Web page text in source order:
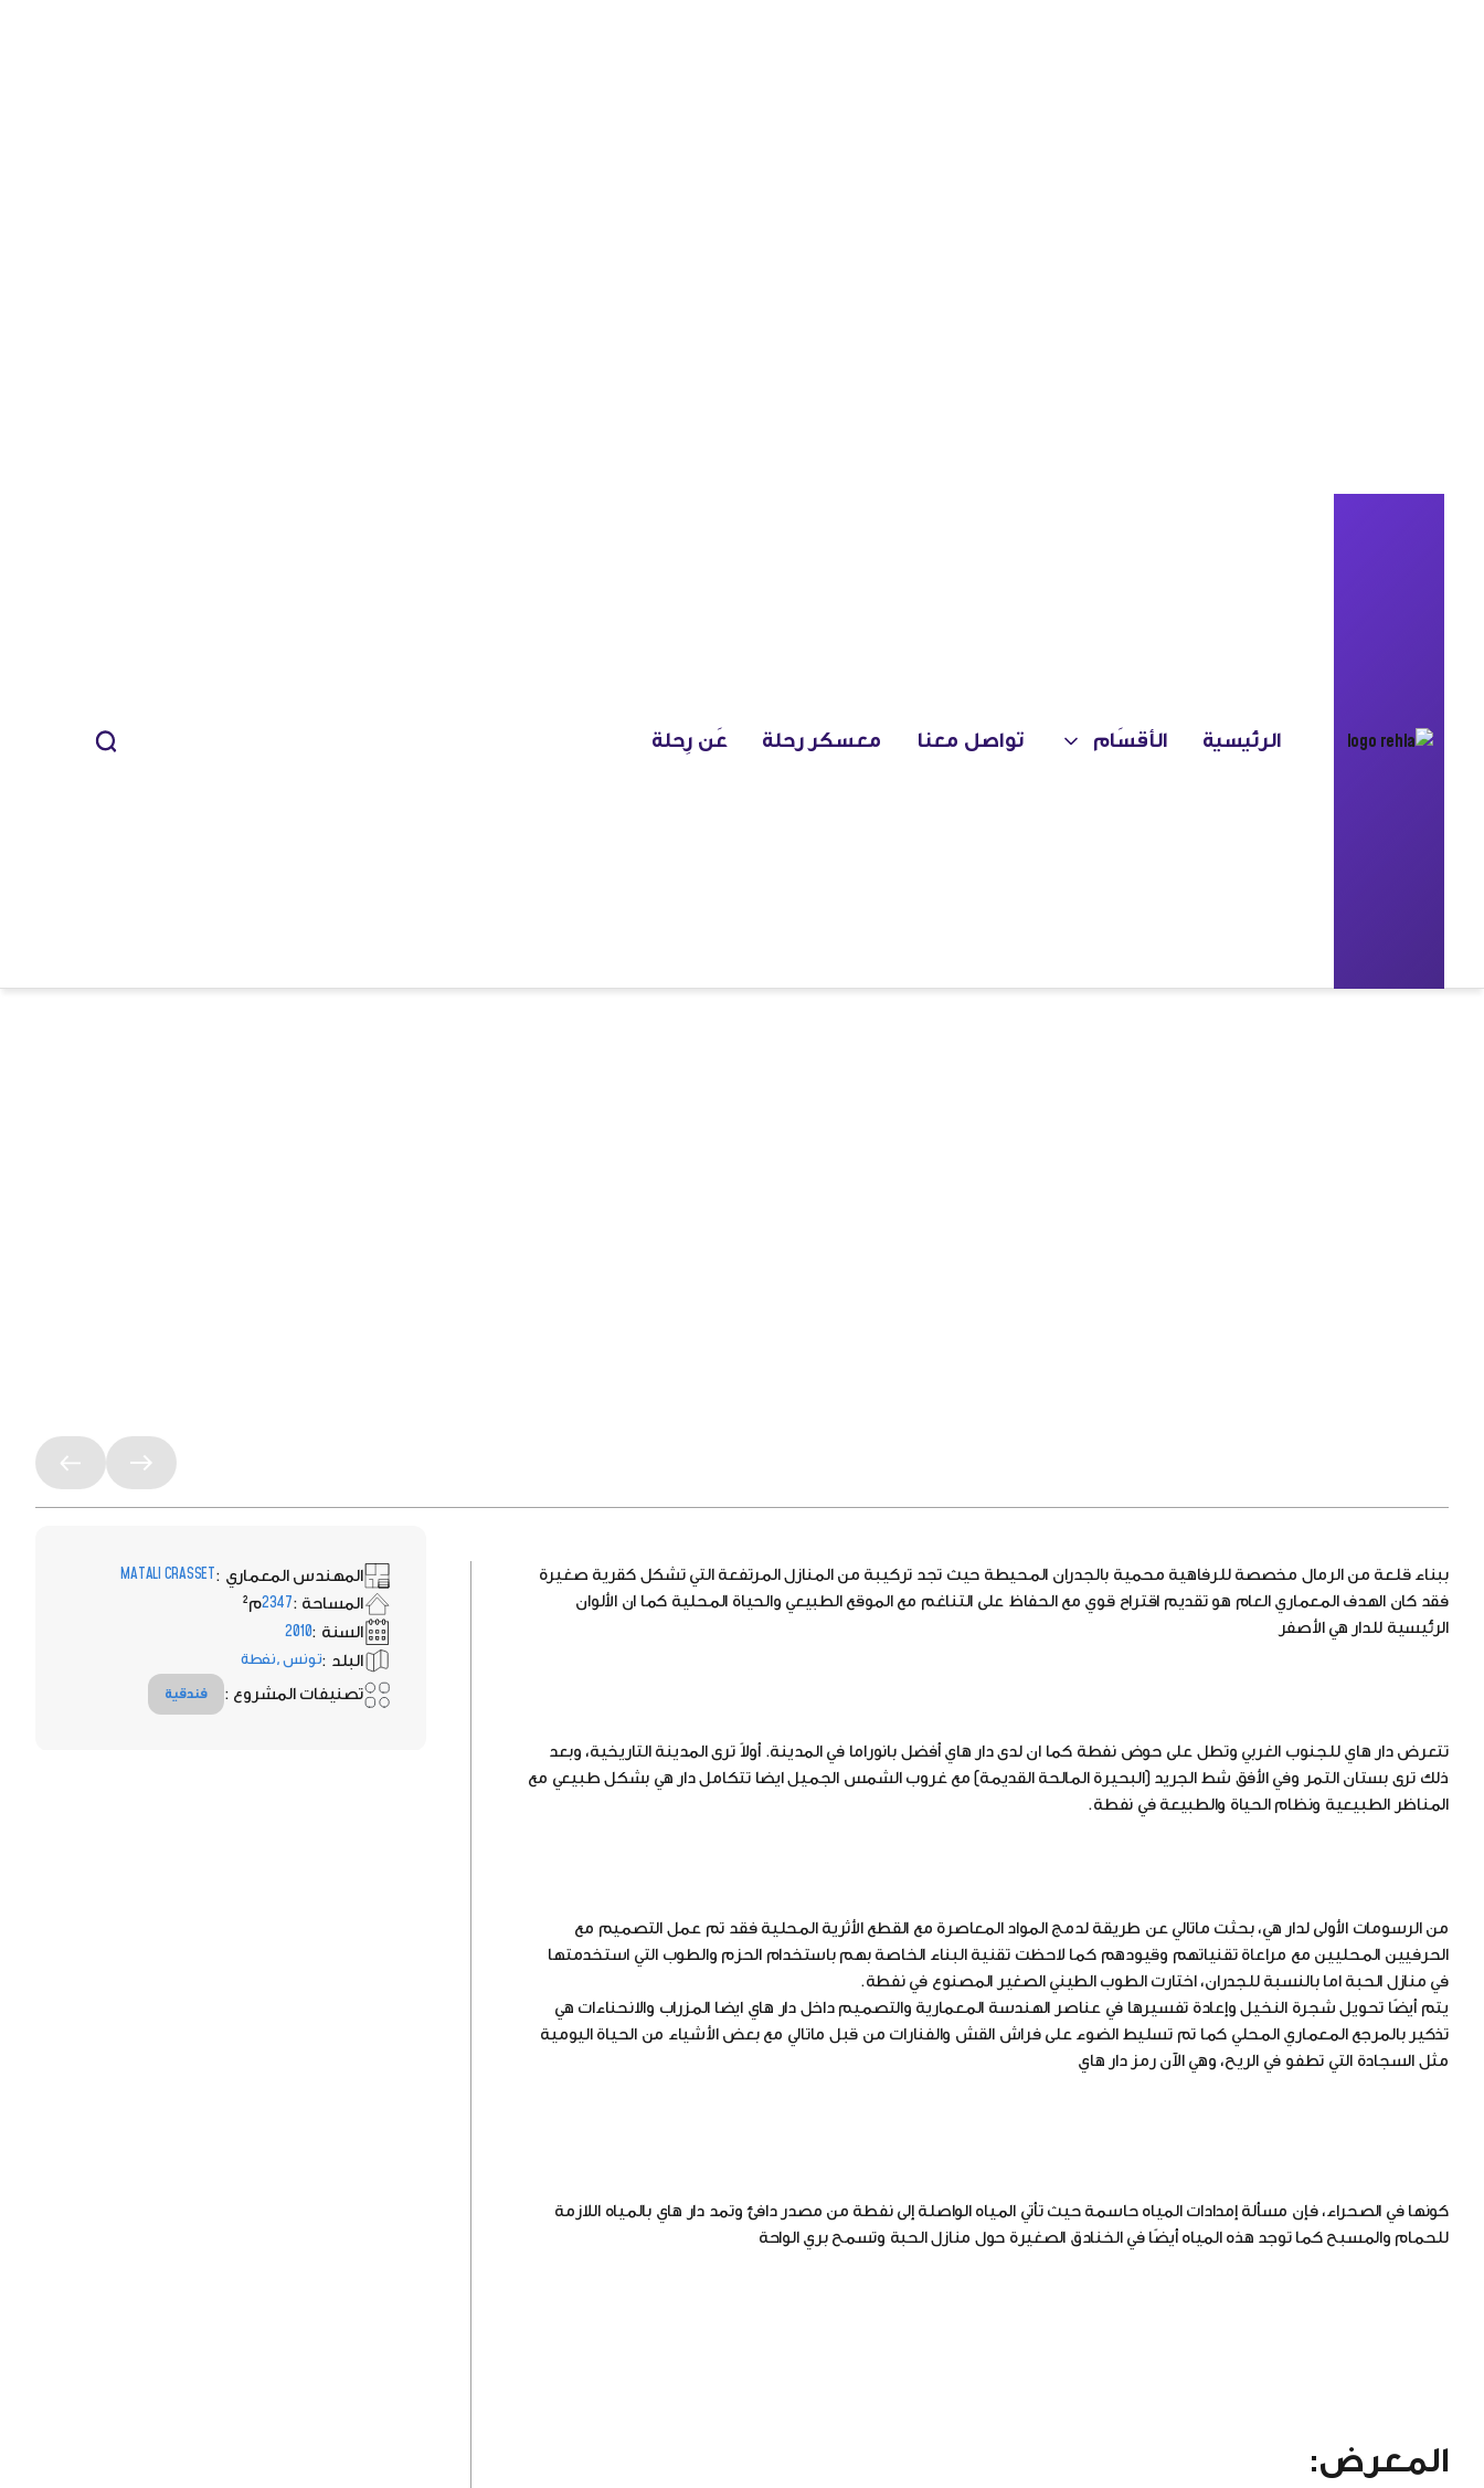
الرئيسية الأقسَام تواصل معنا معسكر رحلة عَن رِحلة MATALI CRASSET
المهندس المعماري :MATALI CRASSET
المساحة :2347م²
السنة :2010
البلد :تونس ,نفطة
تصنيفات المشروع : فندقية
ببناء قلعة من الرمال مخصصة للرفاهية محمية بالجدران المحيطة حيث تجد تركيبة من المنازل المرتفعة التي تشكل كقرية صغيرة
فقد كان الهدف المعماري العام هو تقديم اقتراح قوي مع الحفاظ على التناغم مع الموقع الطبيعي والحياة المحلية كما ان الألوان
الرئيسية للدار هي الأصفر
تتعرض دار هاي للجنوب الغربي وتطل على حوض نفطة كما ان لدى دار هاي أفضل بانوراما في المدينة. أولاً ترى المدينة التاريخية، وبعد
ذلك ترى بستان التمر وفي الأفق شط الجريد (البحيرة المالحة القديمة) مع غروب الشمس الجميل ايضا تتكامل دار هي بشكل طبيعي مع
المناظر الطبيعية ونظام الحياة والطبيعة في نفطة.
من الرسومات الأولى لدار هي، بحثت ماتالي عن طريقة لدمج المواد المعاصرة مع القطع الأثرية المحلية فقد تم عمل التصميم مع
الحرفيين المحليين مع مراعاة تقنياتهم وقيودهم كما لاحظت تقنية البناء الخاصة بهم باستخدام الحزم والطوب التي استخدمتها
في منازل الحبة اما بالنسبة للجدران، اختارت الطوب الطيني الصغير المصنوع في نفطة.
يتم أيضًا تحويل شجرة النخيل وإعادة تفسيرها في عناصر الهندسة المعمارية والتصميم داخل دار هاي ايضا المزراب والانحناءات هي
تذكير بالمرجع المعماري المحلي كما تم تسليط الضوء على فراش القش والفنارات من قبل ماتالي مع بعض الأشياء من الحياة اليومية
مثل السجادة التي تطفو في الريح، وهي الآن رمز دار هاي
كونها في الصحراء، فإن مسألة إمدادات المياه حاسمة حيث تأتي المياه الواصلة إلى نفطة من مصدر دافئ وتمد دار هاي بالمياه اللازمة
للحمام والمسبح كما توجد هذه المياه أيضًا في الخنادق الصغيرة حول منازل الحبة وتسمح بري الواحة
المعرض: